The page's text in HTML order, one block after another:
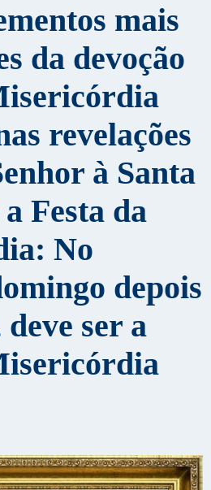
mais
da devoção
revelações
à Santa
Festa da
No
depois
deve ser a